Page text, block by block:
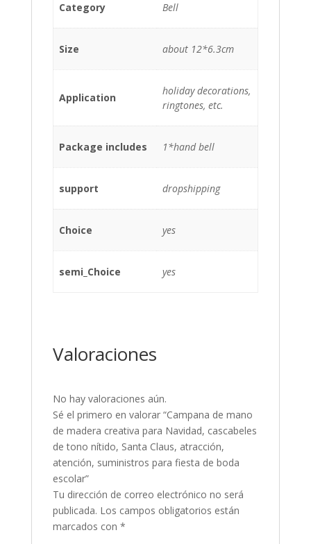
Category Bell
Size about 12*6.3cm
Application
holiday decorations,
ringtones, etc.
Package includes 1*hand bell
support dropshipping
Choice yes
semi_Choice yes
Valoraciones
No hay valoraciones aún.
Sé el primero en valorar “Campana de mano
de madera creativa para Navidad, cascabeles
de tono nítido, Santa Claus, atracción,
atención, suministros para fiesta de boda
escolar”
Tu dirección de correo electrónico no será
publicada. Los campos obligatorios están
marcados con *